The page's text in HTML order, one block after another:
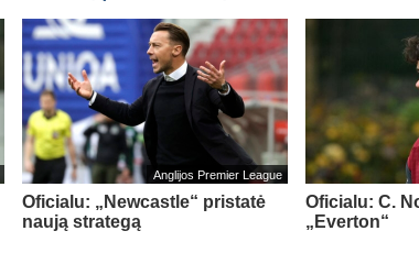
Anglijos Premier League
Oficialu: „Newcastle“ pristatė
naują strategą
Oficialu: C.
„Everton“